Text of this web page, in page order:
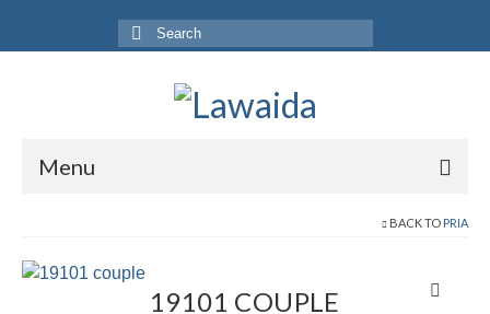
Search
for:
Menu
Produk
BACK TO PRIA
19101 COUPLE